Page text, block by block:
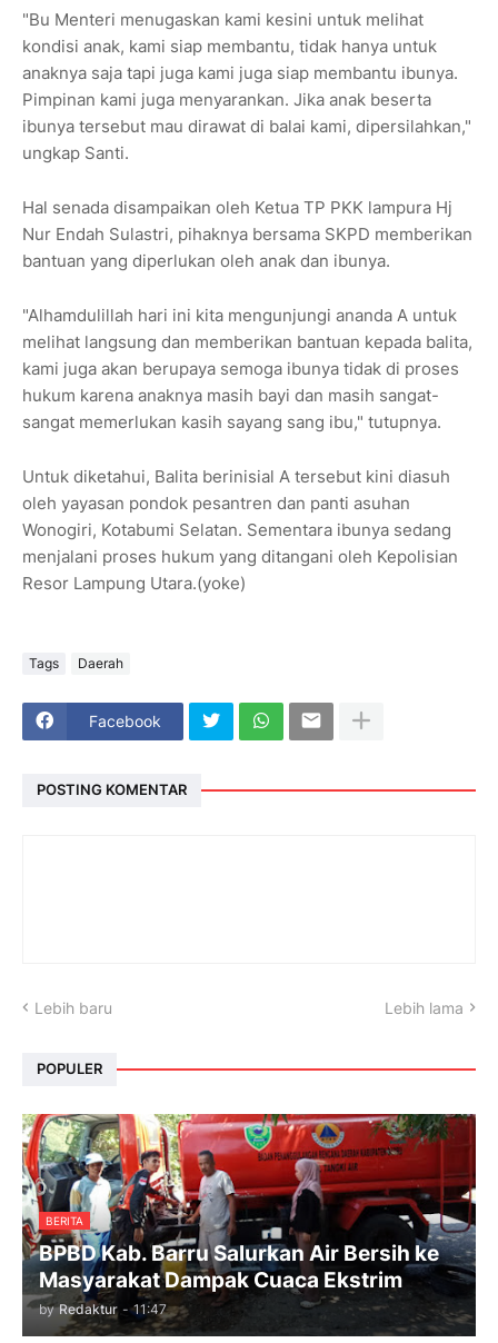
"Bu Menteri menugaskan kami kesini untuk melihat
kondisi anak, kami siap membantu, tidak hanya untuk
anaknya saja tapi juga kami juga siap membantu ibunya.
Pimpinan kami juga menyarankan. Jika anak beserta
ibunya tersebut mau dirawat di balai kami, dipersilahkan,"
ungkap Santi.
Hal senada disampaikan oleh Ketua TP PKK lampura Hj
Nur Endah Sulastri, pihaknya bersama SKPD memberikan
bantuan yang diperlukan oleh anak dan ibunya.
"Alhamdulillah hari ini kita mengunjungi ananda A untuk
melihat langsung dan memberikan bantuan kepada balita,
kami juga akan berupaya semoga ibunya tidak di proses
hukum karena anaknya masih bayi dan masih sangat-
sangat memerlukan kasih sayang sang ibu," tutupnya.
Untuk diketahui, Balita berinisial A tersebut kini diasuh
oleh yayasan pondok pesantren dan panti asuhan
Wonogiri, Kotabumi Selatan. Sementara ibunya sedang
menjalani proses hukum yang ditangani oleh Kepolisian
Resor Lampung Utara.(yoke)
Tags Daerah
Facebook
POSTING KOMENTAR
Lebih baru Lebih lama
POPULER
BERITA
BPBD Kab. Barru Salurkan Air Bersih ke
Masyarakat Dampak Cuaca Ekstrim
by Redaktur - 11:47